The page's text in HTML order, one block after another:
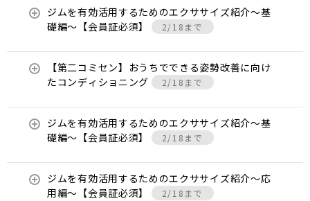
ジムを有効活用するためのエクササイズ紹介〜基
礎編〜【会員証必須】
2/18まで
【第二コミセン】おうちでできる姿勢改善に向け
たコンディショニング
2/18まで
ジムを有効活用するためのエクササイズ紹介〜基
礎編〜【会員証必須】
2/18まで
ジムを有効活用するためのエクササイズ紹介〜応
用編〜【会員証必須】
2/18まで